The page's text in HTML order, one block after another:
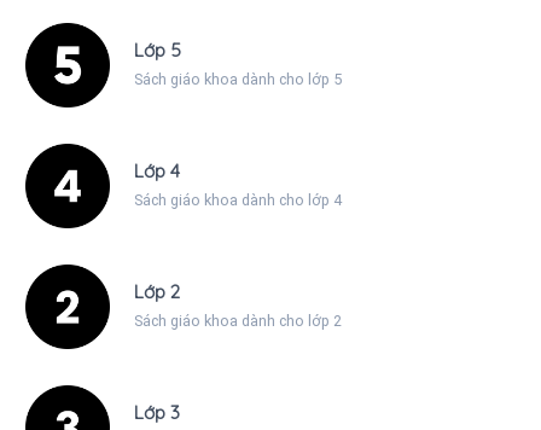
Lớp 5
Sách giáo khoa dành cho lớp 5
Lớp 4
Sách giáo khoa dành cho lớp 4
Lớp 2
Sách giáo khoa dành cho lớp 2
Lớp 3